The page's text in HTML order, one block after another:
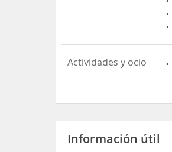
Actividades y ocio
Información útil